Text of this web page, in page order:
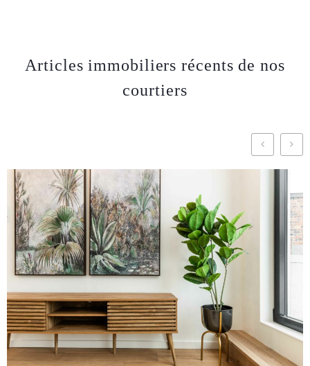
Articles immobiliers récents de nos
courtiers